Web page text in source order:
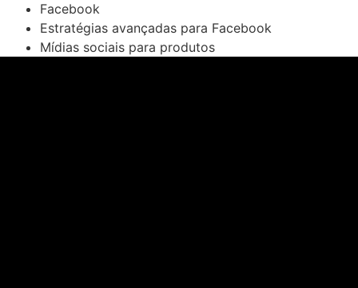
Facebook
Estratégias avançadas para Facebook
Mídias sociais para produtos